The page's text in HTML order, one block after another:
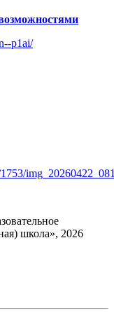
школа», 2026